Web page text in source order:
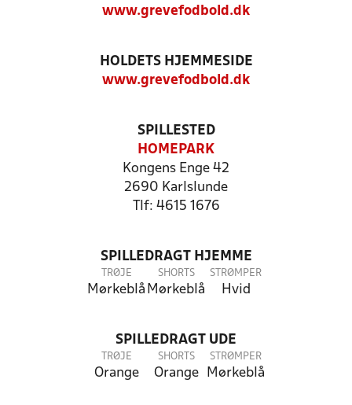
www.grevefodbold.dk
HOLDETS HJEMMESIDE
www.grevefodbold.dk
SPILLESTED
HOMEPARK
Kongens Enge 42
2690 Karlslunde
Tlf: 4615 1676
SPILLEDRAGT HJEMME
TRØJE
Mørkeblå
SHORTS
Mørkeblå
STRØMPER
Hvid
SPILLEDRAGT UDE
TRØJE
Orange
SHORTS
Orange
STRØMPER
Mørkeblå